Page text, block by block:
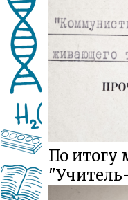
По итогу